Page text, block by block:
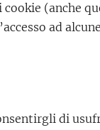
(anche
ad
di